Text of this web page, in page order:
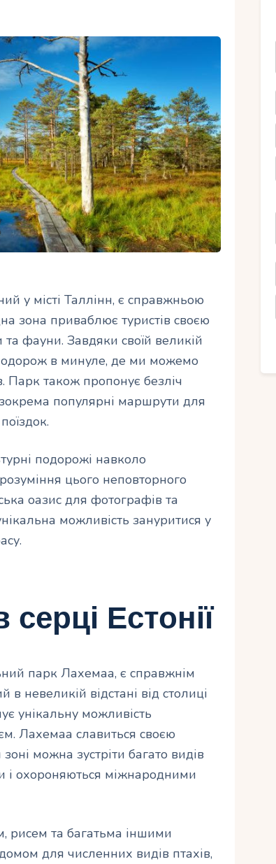
у місті Таллінн, є справжньою
зона приваблює туристів своєю
фауни. Завдяки своїй великій
в минуле, де ми можемо
Парк також пропонує безліч
популярні маршрути для
подорожі навколо
цього неповторного
оазис для фотографів та
можливість зануритися у
Естонії
парк Лахемаа, є справжнім
невеликій відстані від столиці
унікальну можливість
Лахемаа славиться своєю
можна зустріти багато видів
і охороняються міжнародними
рисем та багатьма іншими
для численних видів птахів,